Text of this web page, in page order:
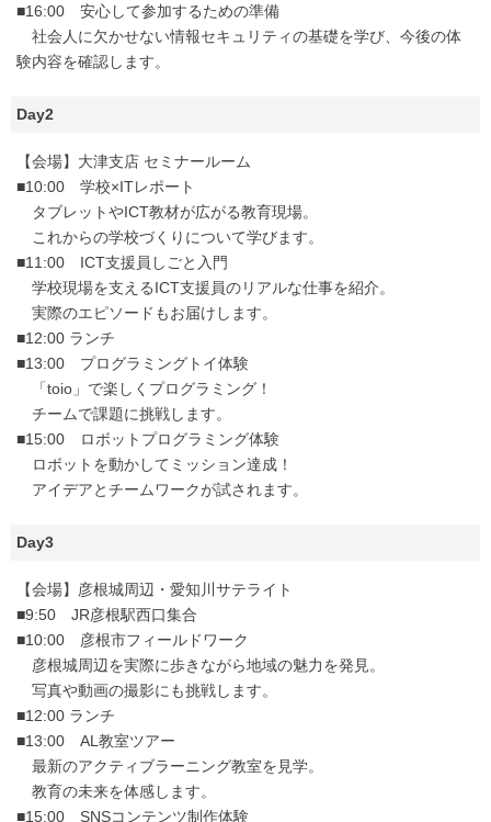
■16:00 安心して参加するための準備
社会人に欠かせない情報セキュリティの基礎を学び、今後の体
験内容を確認します。
Day2
【会場】大津支店 セミナールーム
■10:00 学校×ITレポート
タブレットやICT教材が広がる教育現場。
これからの学校づくりについて学びます。
■11:00 ICT支援員しごと入門
学校現場を支えるICT支援員のリアルな仕事を紹介。
実際のエピソードもお届けします。
■12:00 ランチ
■13:00 プログラミングトイ体験
「toio」で楽しくプログラミング！
チームで課題に挑戦します。
■15:00 ロボットプログラミング体験
ロボットを動かしてミッション達成！
アイデアとチームワークが試されます。
Day3
【会場】彦根城周辺・愛知川サテライト
■9:50 JR彦根駅西口集合
■10:00 彦根市フィールドワーク
彦根城周辺を実際に歩きながら地域の魅力を発見。
写真や動画の撮影にも挑戦します。
■12:00 ランチ
■13:00 AL教室ツアー
最新のアクティブラーニング教室を見学。
教育の未来を体感します。
■15:00 SNSコンテンツ制作体験